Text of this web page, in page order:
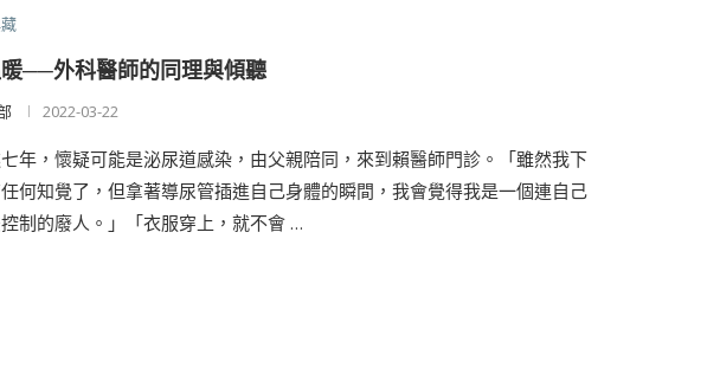
──外科醫師的同理與傾聽
2022-03-22
年，懷疑可能是泌尿道感染，由父親陪同，來到賴醫師門診。「雖然我下
何知覺了，但拿著導尿管插進自己身體的瞬間，我會覺得我是一個連自己
制的廢人。」「衣服穿上，就不會 …